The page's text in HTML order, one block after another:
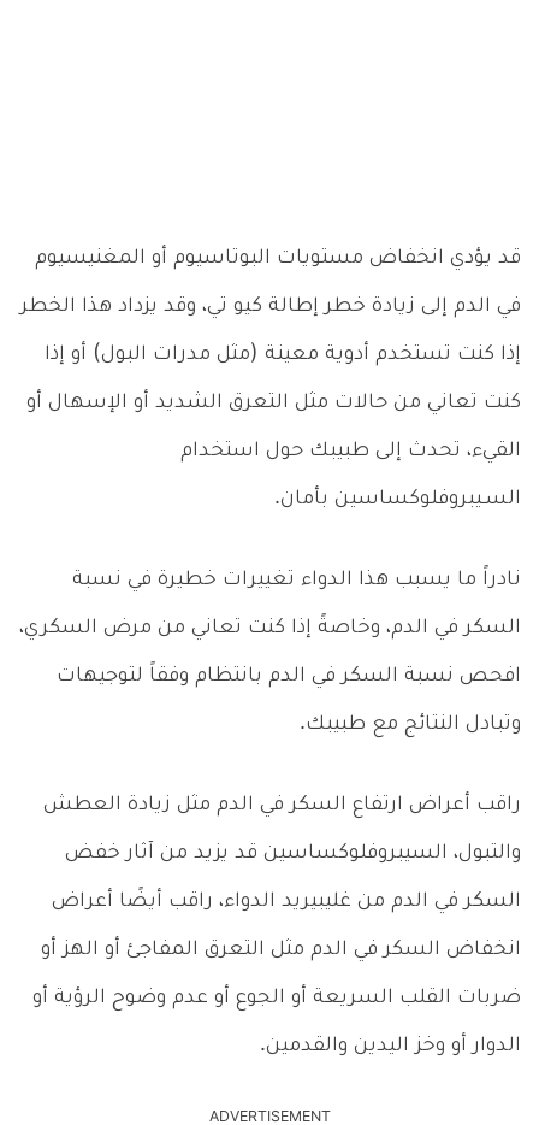
قد يؤدي انخفاض مستويات البوتاسيوم أو المغنيسيوم
في الدم إلى زيادة خطر إطالة كيو تي، وقد يزداد هذا الخطر
إذا كنت تستخدم أدوية معينة (مثل مدرات البول) أو إذا
كنت تعاني من حالات مثل التعرق الشديد أو الإسهال أو
القيء، تحدث إلى طبيبك حول استخدام
السـيبروفلوكساسين بأمان.
نادراً ما يسبب هذا الدواء تغييرات خطيرة في نسبة
السكر في الدم، وخاصةً إذا كنت تعاني من مرض السكري،
افحص نسبة السكر في الدم بانتظام وفقاً لتوجيهات
وتبادل النتائج مع طبيبك.
راقب أعراض ارتفاع السكر في الدم مثل زيادة العطش
والتبول، السيبروفلوكساسين قد يزيد من آثار خفض
السكر في الدم من غليبيريد الدواء، راقب أيضًا أعراض
انخفاض السكر في الدم مثل التعرق المفاجئ أو الهز أو
ضربات القلب السريعة أو الجوع أو عدم وضوح الرؤية أو
الدوار أو وخز اليدين والقدمين.
ADVERTISEMENT